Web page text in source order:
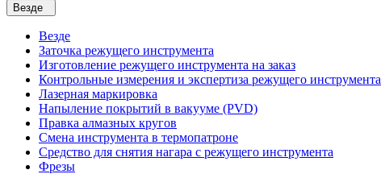
Везде
Везде
Заточка режущего инструмента
Изготовление режущего инструмента на заказ
Контрольные измерения и экспертиза режущего инструмента
Лазерная маркировка
Напыление покрытий в вакууме (PVD)
Правка алмазных кругов
Смена инструмента в термопатроне
Средство для снятия нагара с режущего инструмента
Фрезы